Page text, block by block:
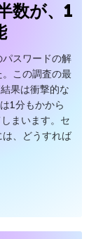
数が、1
スワードの解
この調査の最
果は衝撃的な
1分もかから
まいます。セ
、どうすれば